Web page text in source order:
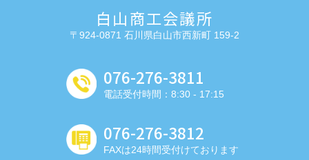
白山商工会議所
〒924-0871 石川県白山市西新町 159-2
076-276-3811
電話受付時間：8:30 - 17:15
076-276-3812
FAXは24時間受付けております